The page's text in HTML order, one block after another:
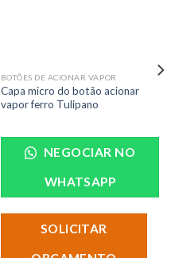
BOTÕES DE ACIONAR VAPOR
Capa micro do botão acionar
vapor ferro Tulipano
NEGOCIAR NO
WHATSAPP
SOLICITAR